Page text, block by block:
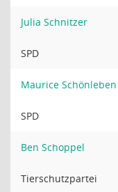
Julia Schnitzer
SPD
Maurice Schönleben
SPD
Ben Schoppel
Tierschutzpartei